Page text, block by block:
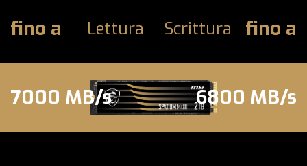
fino a Lettura Scrittura fino a
7000 MB/s 6800 MB/s